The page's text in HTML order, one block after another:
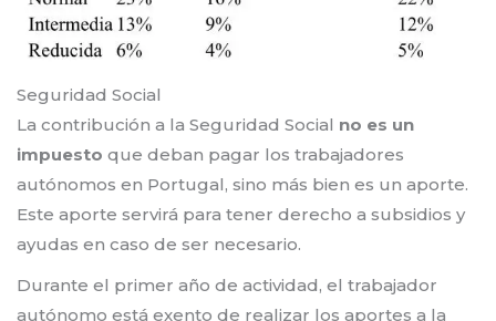
Seguridad Social
La contribución a la Seguridad Social no es un
impuesto que deban pagar los trabajadores
autónomos en Portugal, sino más bien es un aporte.
Este aporte servirá para tener derecho a subsidios y
ayudas en caso de ser necesario.
Durante el primer año de actividad, el trabajador
autónomo está exento de realizar los aportes a la